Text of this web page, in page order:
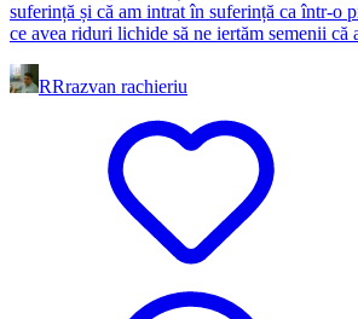
suferință și că am intrat în suferință ca într-o
ce avea riduri lichide să ne iertăm semenii că
RRrazvan rachieriu